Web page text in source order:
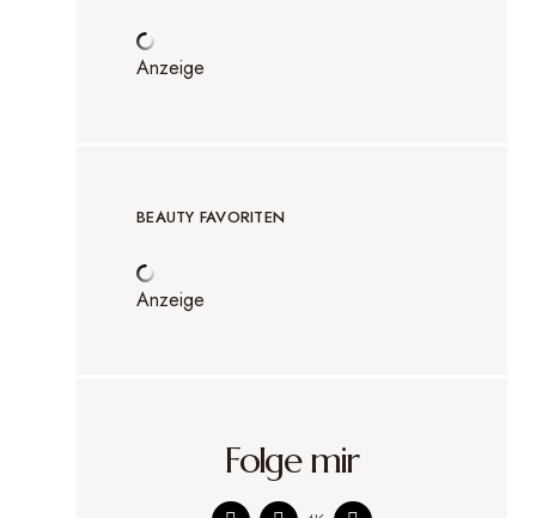
Anzeige
BEAUTY FAVORITEN
Anzeige
Folge mir